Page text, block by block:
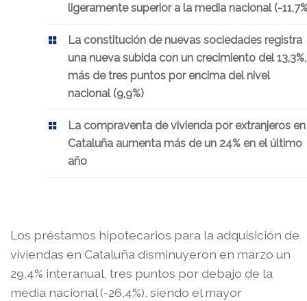
ligeramente superior a la media nacional (-
La constitución de nuevas sociedades registra
una nueva subida con un crecimiento del 13,3%,
más de tres puntos por encima del nivel
nacional (9,9%)
La compraventa de vivienda por extranjeros en
Cataluña aumenta más de un 24% en el último
año
Los préstamos hipotecarios para la adquisición de
viviendas en Cataluña disminuyeron en marzo un
29,4% interanual, tres puntos por debajo de la
media nacional (-26,4%), siendo el mayor